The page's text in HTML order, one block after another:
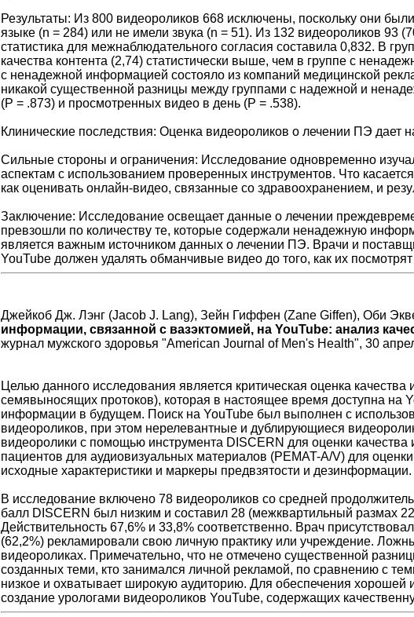
Результаты: Из 800 видеороликов 668 исключены, поскольку они
языке (n = 284) или не имели звука (n = 51). Из 132 видеороликов
статистика для межнаблюдательного согласия составила 0,832. В
качества контента (2,74) статистически выше, чем в группе с
с ненадежной информацией состояло из компаний медицинской
никакой существенной разницы между группами с надежной и
(P = .873) и просмотренных видео в день (P = .538).
Клинические последствия: Оценка видеороликов о лечении ПЭ
Сильные стороны и ограничения: Исследование одновременно
аспектам с использованием проверенных инструментов. Что
как оценивать онлайн-видео, связанные со здравоохранением, и
Заключение: Исследование освещает данные о лечении
превзошли по количеству те, которые содержали ненадежную
является важным источником данных о лечении ПЭ. Врачи и
YouTube должен удалять обманчивые видео до того, как их
Джейкоб Дж. Лэнг (Jacob J. Lang), Зейн Гиффен (Zane Giffen), Оби
информации, связанной с вазэктомией, на YouTube: анализ
журнал мужского здоровья "American Journal of Men's Health", 30
Целью данного исследования является критическая оценка
семявыносящих протоков), которая в настоящее время доступна на
информации в будущем. Поиск на YouTube был выполнен с
видеороликов, при этом нерелевантные и дублирующиеся
видеоролики с помощью инструмента DISCERN для оценки
пациентов для аудиовизуальных материалов (PEMAT-A/V) для
исходные характеристики и маркеры предвзятости и дезинформации.
В исследование включено 78 видеороликов со средней
балл DISCERN был низким и составил 28 (межквартильный размах
Действительность 67,6% и 33,8% соответственно. Врач
(62,2%) рекламировали свою личную практику или учреждение.
видеороликах. Примечательно, что не отмечено существенной
созданных теми, кто занимался личной рекламой, по сравнению с
низкое и охватывает широкую аудиторию. Для обеспечения
создание урологами видеороликов YouTube, содержащих